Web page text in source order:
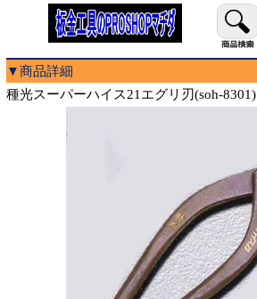
▼商品詳細
種光スーパーハイス21エグリ刃(soh-8301)